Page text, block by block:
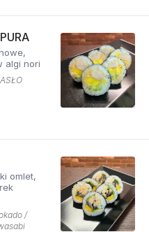
algi nori
omlet,
/